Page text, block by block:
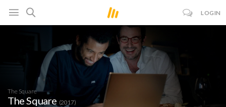
LOGIN
The Square
The Square (2017)